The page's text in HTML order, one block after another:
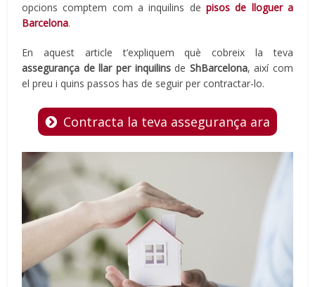
opcions comptem com a inquilins de pisos de lloguer a
Barcelona.
En aquest article t’expliquem què cobreix la teva
assegurança de llar per inquilinsde ShBarcelona, així com
el preu i quins passos has de seguir per contractar-lo.
Contracta la teva assegurança ara